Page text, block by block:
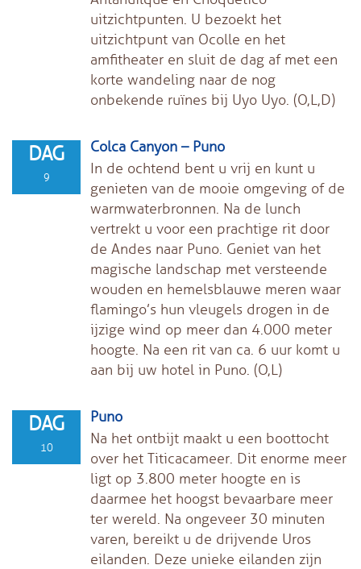
uitzichtpunten. U bezoekt het
uitzichtpunt van Ocolle en het
amfitheater en sluit de dag af met een
korte wandeling naar de nog
onbekende ruïnes bij Uyo Uyo. (O,L,D)
DAG
9
Colca Canyon – Puno
In de ochtend bent u vrij en kunt u
genieten van de mooie omgeving of de
warmwaterbronnen. Na de lunch
vertrekt u voor een prachtige rit door
de Andes naar Puno. Geniet van het
magische landschap met versteende
wouden en hemelsblauwe meren waar
flamingo’s hun vleugels drogen in de
ijzige wind op meer dan 4.000 meter
hoogte. Na een rit van ca. 6 uur komt u
aan bij uw hotel in Puno. (O,L)
DAG
10
Puno
Na het ontbijt maakt u een boottocht
over het Titicacameer. Dit enorme meer
ligt op 3.800 meter hoogte en is
daarmee het hoogst bevaarbare meer
ter wereld. Na ongeveer 30 minuten
varen, bereikt u de drijvende Uros
eilanden. Deze unieke eilanden zijn